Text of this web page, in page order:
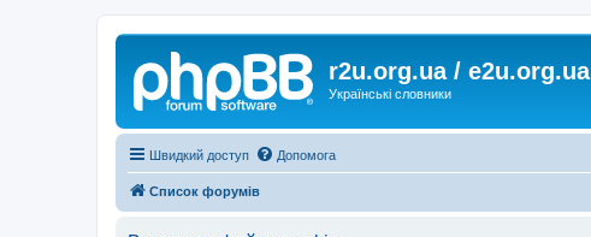
r2u.org.ua / e2u.org.ua
Українські словники
Швидкий доступ Допомога
Список форумів